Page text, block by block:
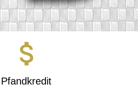
Pfandkredit